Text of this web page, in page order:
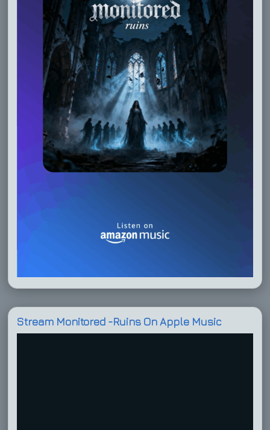
Stream Monitored -Ruins On Apple Music